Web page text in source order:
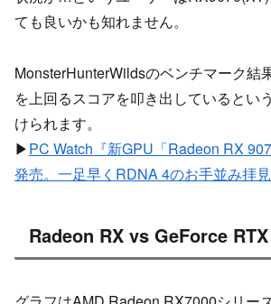
ても良いかも知れません。
MonsterHunterWildsのベンチマーク結
を上回るスコアを叩き出しているとい
けられます。
▶PC Watch『新GPU「Radeon RX
発売。一足早くRDNA 4のお手並み拝見
Radeon RX vs GeForce